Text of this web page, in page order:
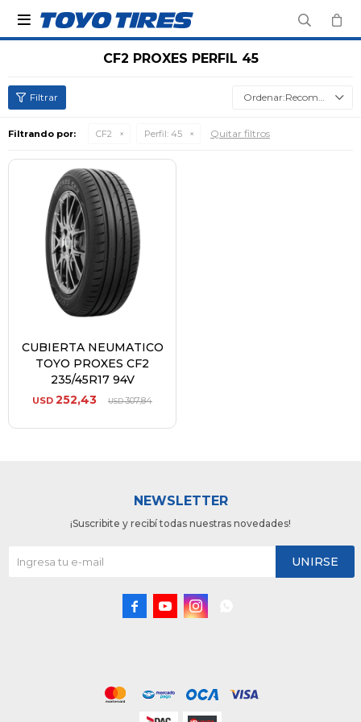

CF2 PROXES PERFIL 45
Recomendados
Filtrando por: CF2 Perfil: 45 Quitar filtros
CUBIERTA NEUMATICO
TOYO PROXES CF2
235/45R17 94V
USD 252,43 USD307,84
NEWSLETTER
¡Suscribite y recibí todas nuestras novedades!
UNIRSE
  